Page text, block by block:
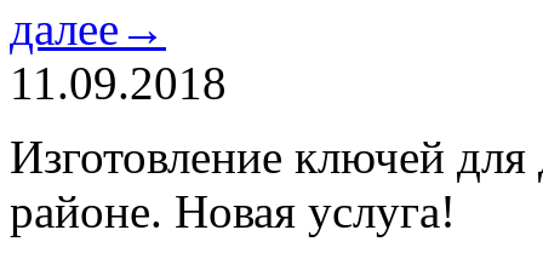
далее→
11.09.2018
Изготовление ключей
районе. Новая услуга!